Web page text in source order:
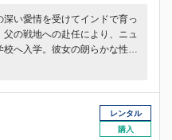
深い愛情を受けてインドで育っ
の戦地への赴任により、ニュ
へ入学。彼女の朗らかな性格
格な雰囲気を変えてゆくが、
…。
レンタル
購入